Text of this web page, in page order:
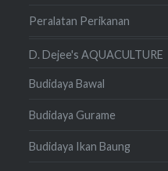
Peralatan Perikanan
D. Dejee's AQUACULTURE
Budidaya Bawal
Budidaya Gurame
Budidaya Ikan Baung